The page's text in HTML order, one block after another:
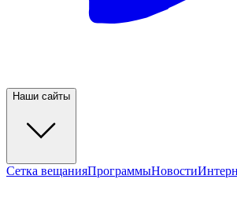
Наши сайты
Сетка вещанияПрограммыНовости